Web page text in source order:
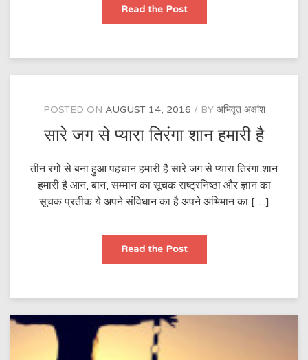
Read the Postतिरंगा
POSTED ON AUGUST 14, 2016 BY अभिवृत अक्षांश
सारे जग से प्यारा तिरंगा शान हमारी है
तीन रंगों से बना हुआ पहचान हमारी है सारे जग से प्यारा तिरंगा शान
हमारी है आन, बान, सम्मान का सूचक राष्ट्रनिष्ठा और ज्ञान का
सूचक प्रतीक ये अपने संविधान का है अपने अभिमान का […]
Read the Postसारे
से
शान
है